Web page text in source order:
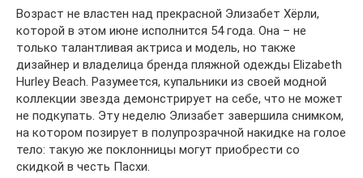
Возраст не властен над прекрасной Элизабет Хёрли,
которой в этом июне исполнится 54 года. Она – не
только талантливая актриса и модель, но также
дизайнер и владелица бренда пляжной одежды Elizabeth
Hurley Beach. Разумеется, купальники из своей модной
коллекции звезда демонстрирует на себе, что не может
не подкупать. Эту неделю Элизабет завершила снимком,
на котором позирует в полупрозрачной накидке на голое
тело: такую же поклонницы могут приобрести со
скидкой в честь Пасхи.